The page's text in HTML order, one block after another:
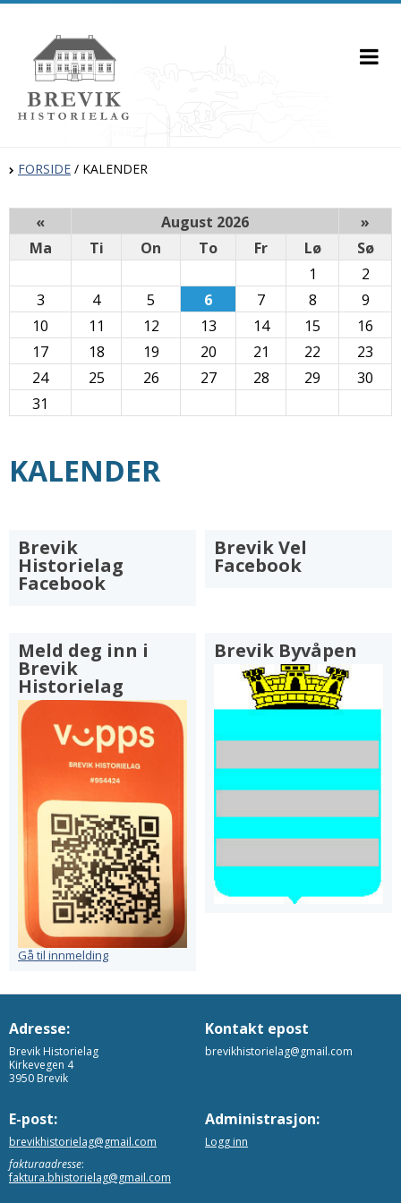
FORSIDE / KALENDER
« August 2026
»
Ma
Ti On To Fr Lø
Sø
1
2
3
4 5 6 7 8
9
10
11 12 13 14 15
16
17
18 19 20 21 22
23
24
25 26 27 28 29
30
31
KALENDER
Brevik
Historielag
Facebook
Brevik Vel
Facebook
Meld deg inn i
Brevik
Historielag
Gå til innmelding
Brevik Byvåpen
Adresse:
Brevik Historielag
Kirkevegen 4
3950 Brevik
Kontakt epost
brevikhistorielag@gmail.com
E-post:
brevikhistorielag@gmail.com
fakturaadresse:
faktura.bhistorielag@gmail.com
Administrasjon:
Logg inn